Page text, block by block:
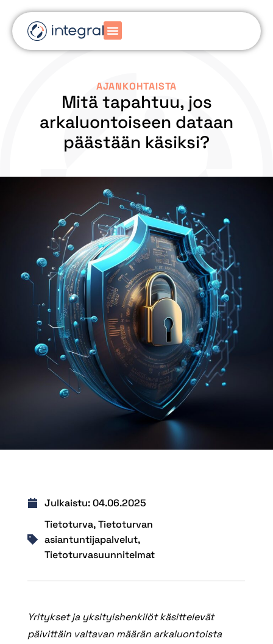
AJANKOHTAISTA
Mitä tapahtuu, jos
arkaluontoiseen dataan
päästään käsiksi?
Julkaistu: 04.06.2025
Tietoturva,Tietoturvan
asiantuntijapalvelut,
Tietoturvasuunnitelmat
Yritykset ja yksityishenkilöt käsittelevät
päivittäin valtavan määrän arkaluontoista